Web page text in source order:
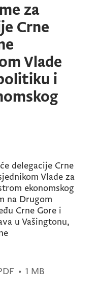
za
Crne
Vlade
i
delegacije Crne
Vlade za
ekonomskog
na Drugom
Crne Gore i
u Vašingtonu,
• 1 MB